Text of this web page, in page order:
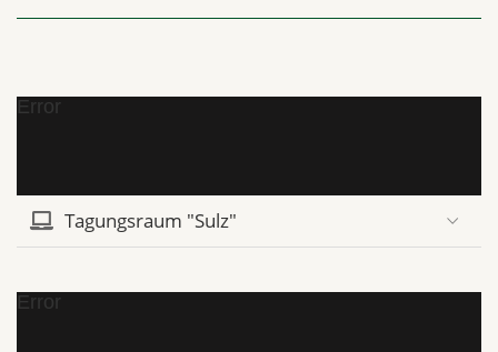
Error
Tagungsraum "Sulz"
Error